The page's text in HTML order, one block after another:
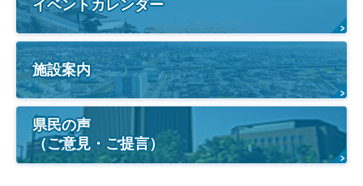
イベントカレンダー
施設案内
県民の声
（ご意見・ご提言）